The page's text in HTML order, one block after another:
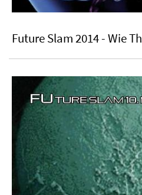
Future Slam 2014 - Wie